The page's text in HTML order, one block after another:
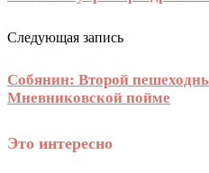
Следующая запись
Собянин: Второй
Мневниковской пойме
Это интересно